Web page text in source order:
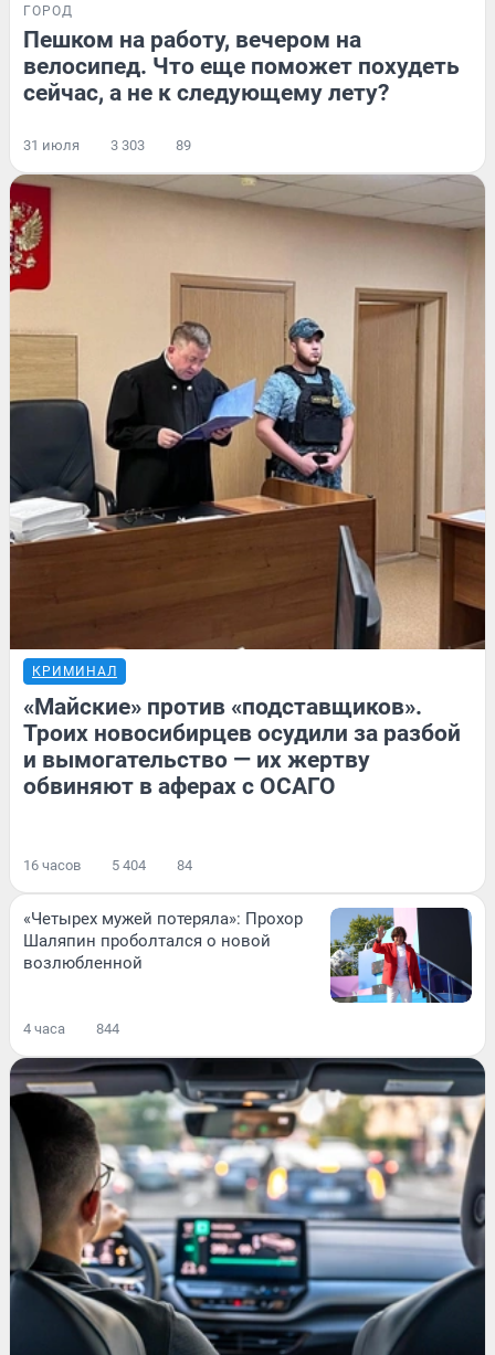
ГОРОД
Пешком на работу, вечером на
велосипед. Что еще поможет похудеть
сейчас, а не к следующему лету?
31 июля 3 303 89
КРИМИНАЛ
«Майские» против «подставщиков».
Троих новосибирцев осудили за разбой
и вымогательство — их жертву
обвиняют в аферах с ОСАГО
16 часов 5 404 84
«Четырех мужей потеряла»: Прохор
Шаляпин проболтался о новой
возлюбленной
4 часа 844